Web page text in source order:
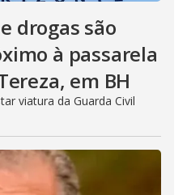
drogas são
à passarela
em BH
viatura da Guarda Civil